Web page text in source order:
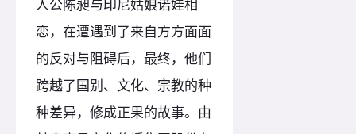
人公陈昶与印尼姑娘诺娃相
恋，在遭遇到了来自方方面面
的反对与阻碍后，最终，他们
跨越了国别、文化、宗教的种
种差异，修成正果的故事。由